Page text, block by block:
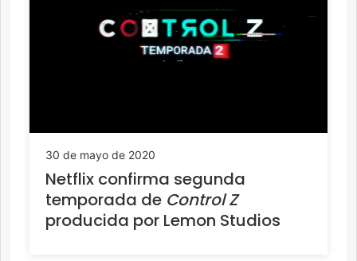
30 de mayo de 2020
Netflix confirma segunda
temporada de Control Z
producida por Lemon Studios